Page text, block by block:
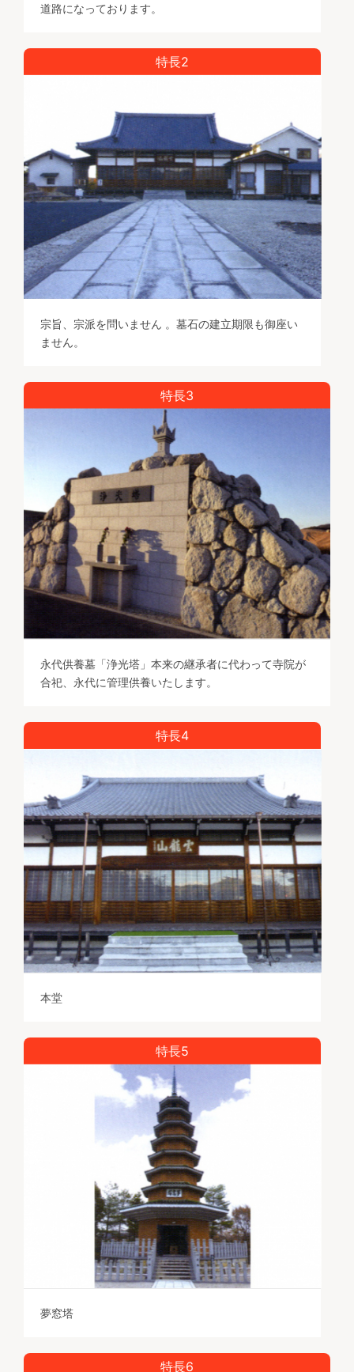
道路になっております。
特長2
宗旨、宗派を問いません 。墓石の建立期限も御座い
ません。
特長3
永代供養墓「浄光塔」本来の継承者に代わって寺院が
合祀、永代に管理供養いたします。
特長4
本堂
特長5
夢窓塔
特長6